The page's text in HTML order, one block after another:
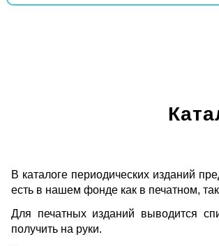
В каталоге периодических изданий
есть в нашем фонде как в печатном,
Для печатных изданий выводится
получить на руки.